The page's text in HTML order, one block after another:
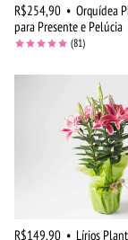
R$254,90 • Orquídea
para Presente e Pelúcia
(81)
R$149,90 • Lírios